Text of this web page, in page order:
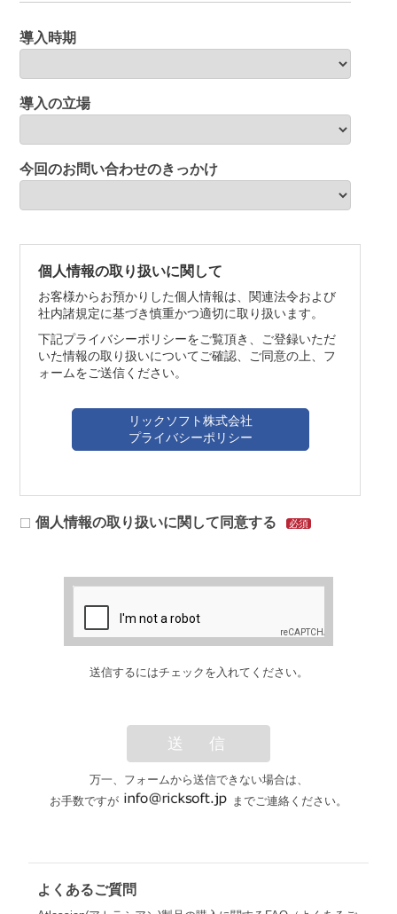
導入時期
導入の立場
今回のお問い合わせのきっかけ
個人情報の取り扱いに関して
お客様からお預かりした個人情報は、関連法令および
社内諸規定に基づき慎重かつ適切に取り扱います。
下記プライバシーポリシーをご覧頂き、ご登録いただ
いた情報の取り扱いについてご確認、ご同意の上、フ
ォームをご送信ください。
リックソフト株式会社
プライバシーポリシー
個人情報の取り扱いに関して同意する 必須
送信するにはチェックを入れてください。
送 信
万一、フォームから送信できない場合は、
お手数ですが
までご連絡ください。
よくあるご質問